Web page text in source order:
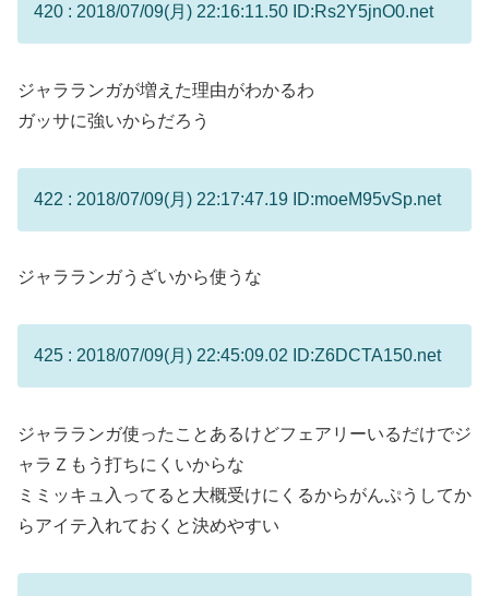
420 : 2018/07/09(月) 22:16:11.50 ID:Rs2Y5jnO0.net
ジャラランガが増えた理由がわかるわ
ガッサに強いからだろう
422 : 2018/07/09(月) 22:17:47.19 ID:moeM95vSp.net
ジャラランガうざいから使うな
425 : 2018/07/09(月) 22:45:09.02 ID:Z6DCTA150.net
ジャラランガ使ったことあるけどフェアリーいるだけでジ
ャラＺもう打ちにくいからな
ミミッキュ入ってると大概受けにくるからがんぷうしてか
らアイテ入れておくと決めやすい